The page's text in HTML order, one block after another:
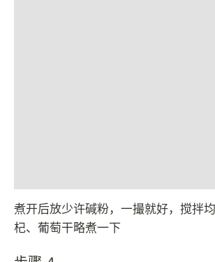
煮开后放少许碱粉，一撮就好，搅拌
杞、葡萄干略煮一下